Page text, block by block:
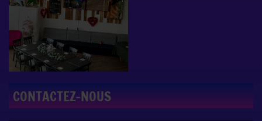
CONTACTEZ-NOUS